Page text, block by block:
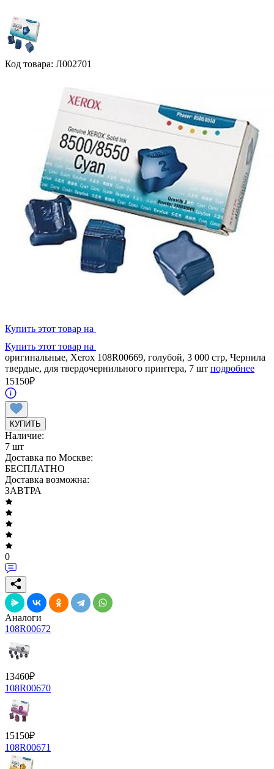
Код товара: Л002701
Купить этот товар на
Купить этот товар на
оригинальные, Xerox 108R00669, голубой, 3 000 стр, Чернила
твердые, для твердочернильного принтера, 7 шт подробнее
15150₽
КУПИТЬ
Наличие:
7 шт
Доставка по Москве:
БЕСПЛАТНО
Доставка возможна:
ЗАВТРА
0
Аналоги
108R00672
13460₽
108R00670
15150₽
108R00671